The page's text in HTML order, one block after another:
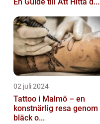
02 juli 2024
Tattoo i Malmö – en
konstnärlig resa genom
bläck o...